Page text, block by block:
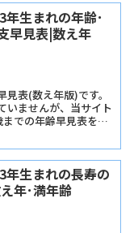
生まれの年齢･
早見表|数え年
表(数え年版)です。
いませんが、当サイト
での年齢早見表を記
年生まれの長寿の
年･満年齢